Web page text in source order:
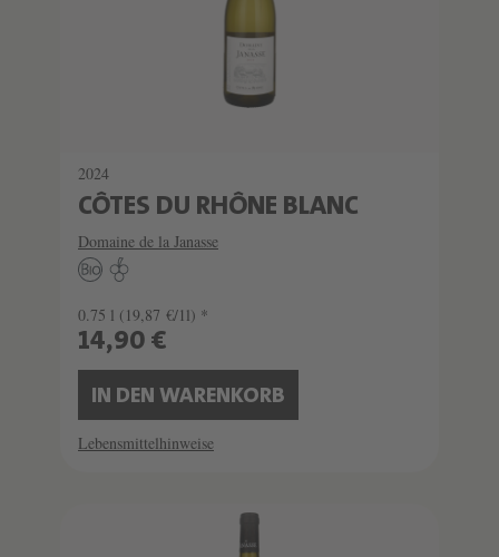
2024
CÔTES DU RHÔNE BLANC
Domaine de la Janasse
0.75 l (19,87 €/1l) *
14,90 €
IN DEN WARENKORB
Lebensmittelhinweise